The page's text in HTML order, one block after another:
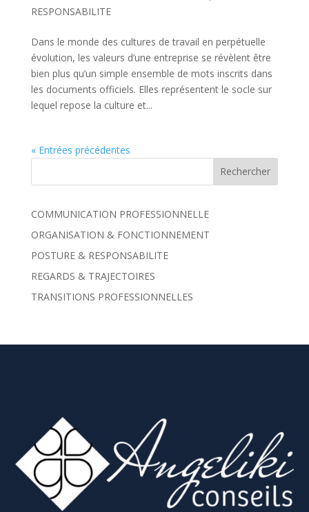
RESPONSABILITE
Dans le monde des cultures de travail en perpétuelle
évolution, les valeurs d’une entreprise se révèlent être
bien plus qu’un simple ensemble de mots inscrits dans
les documents officiels. Elles représentent le socle sur
lequel repose la culture et...
« Entrées précédentes
COMMUNICATION PROFESSIONNELLE
ORGANISATION & FONCTIONNEMENT
POSTURE & RESPONSABILITE
REGARDS & TRAJECTOIRES
TRANSITIONS PROFESSIONNELLES